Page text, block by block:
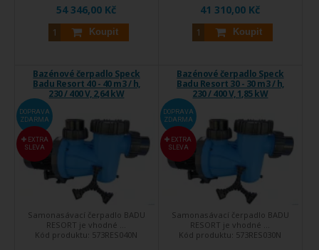
54 346,00 Kč
Koupit
41 310,00 Kč
Koupit
Bazénové čerpadlo Speck
Badu Resort 40 - 40 m3 / h,
230 / 400 V, 2,64 kW
DOPRAVA
ZDARMA
EXTRA
SLEVA
Samonasávací čerpadlo BADU
RESORT je vhodné ...
Kód produktu: 573RES040N
Bazénové čerpadlo Speck
Badu Resort 30 - 30 m3 / h,
230 / 400 V, 1,85 kW
DOPRAVA
ZDARMA
EXTRA
SLEVA
Samonasávací čerpadlo BADU
RESORT je vhodné ...
Kód produktu: 573RES030N